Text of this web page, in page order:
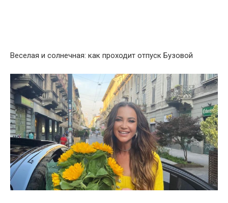
Веселая и солнечная: как проходит отпуск Бузовой